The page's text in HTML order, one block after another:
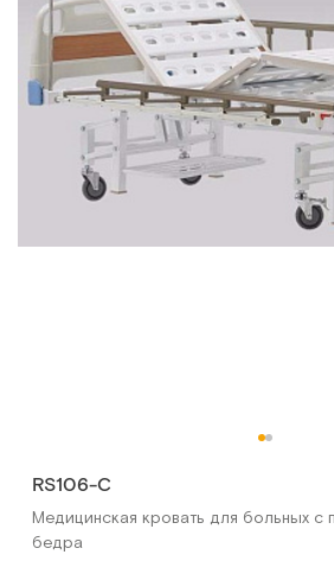
RS106-C
Медицинская кровать для больных
бедра